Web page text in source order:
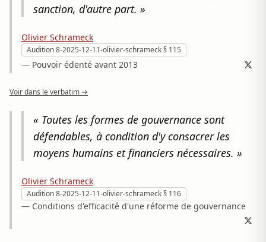
sanction, d'autre part. »
Olivier Schrameck
Audition 8-2025-12-11-olivier-schrameck § 115
— Pouvoir édenté avant 2013
Voir dans le verbatim →
« Toutes les formes de gouvernance sont
défendables, à condition d'y consacrer les
moyens humains et financiers nécessaires. »
Olivier Schrameck
Audition 8-2025-12-11-olivier-schrameck § 116
— Conditions d'efficacité d'une réforme de gouvernance